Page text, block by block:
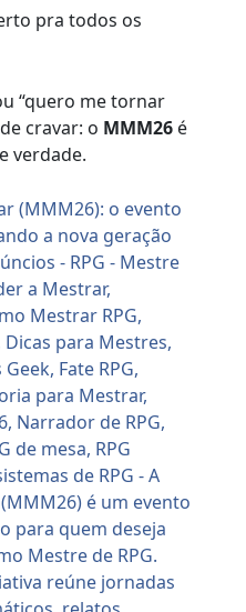
pra todos os
“quero me tornar
cravar: o MMM26 é
verdade.